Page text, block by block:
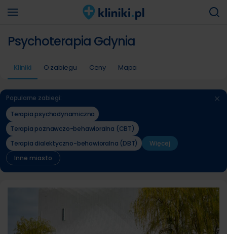
Psychoterapia Gdynia
Kliniki O zabiegu Ceny Mapa
Popularne zabiegi:
Terapia psychodynamiczna
Terapia poznawczo-behawioralna (CBT)
Terapia dialektyczno-behawioralna (DBT)
Więcej
Inne miasto